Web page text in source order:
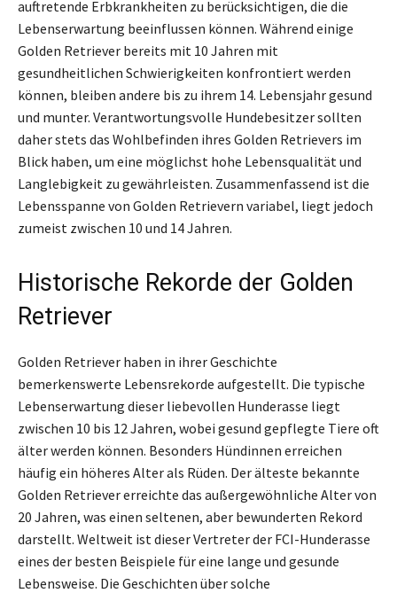
auftretende Erbkrankheiten zu berücksichtigen, die die
Lebenserwartung beeinflussen können. Während einige
Golden Retriever bereits mit 10 Jahren mit
gesundheitlichen Schwierigkeiten konfrontiert werden
können, bleiben andere bis zu ihrem 14. Lebensjahr gesund
und munter. Verantwortungsvolle Hundebesitzer sollten
daher stets das Wohlbefinden ihres Golden Retrievers im
Blick haben, um eine möglichst hohe Lebensqualität und
Langlebigkeit zu gewährleisten. Zusammenfassend ist die
Lebensspanne von Golden Retrievern variabel, liegt jedoch
zumeist zwischen 10 und 14 Jahren.
Historische Rekorde der Golden
Retriever
Golden Retriever haben in ihrer Geschichte
bemerkenswerte Lebensrekorde aufgestellt. Die typische
Lebenserwartung dieser liebevollen Hunderasse liegt
zwischen 10 bis 12 Jahren, wobei gesund gepflegte Tiere oft
älter werden können. Besonders Hündinnen erreichen
häufig ein höheres Alter als Rüden. Der älteste bekannte
Golden Retriever erreichte das außergewöhnliche Alter von
20 Jahren, was einen seltenen, aber bewunderten Rekord
darstellt. Weltweit ist dieser Vertreter der FCI-Hunderasse
eines der besten Beispiele für eine lange und gesunde
Lebensweise. Die Geschichten über solche